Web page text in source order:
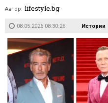
Автор: lifestyle.bg
08.05.2026 08:30:26 Истории